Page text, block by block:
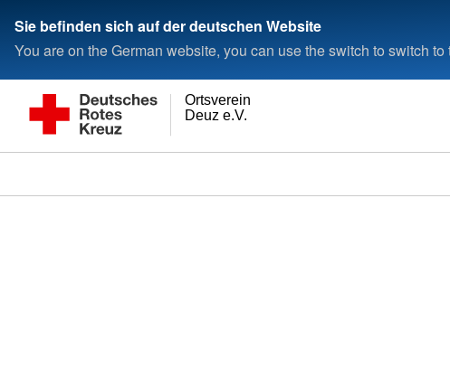
Sie befinden sich auf der deutschen Website
You are on the German website, you can use the switch to switch
Deuz e.V.
Ortsverein